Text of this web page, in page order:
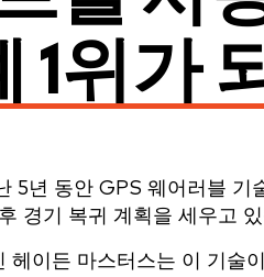
1위가
5년 동안 GPS 웨어러블 기
경기 복귀 계획을 세우고
헤이든 마스터스는 이 기술